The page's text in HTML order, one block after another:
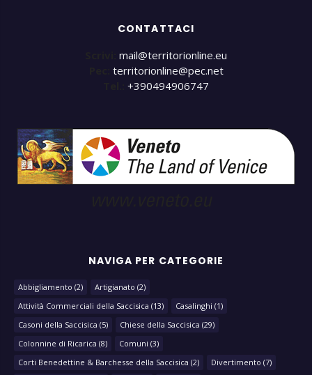
CONTATTACI
mail@territorionline.eu
territorionline@pec.net
+390494906747
NAVIGA PER CATEGORIE
Abbigliamento (2) Artigianato (2)
Attività Commerciali della Saccisica (13) Casalinghi (1)
Casoni della Saccisica (5) Chiese della Saccisica (29)
Colonnine di Ricarica (8) Comuni (3)
Corti Benedettine & Barchesse della Saccisica (2) Divertimento (7)